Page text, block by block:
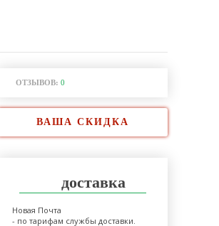
ОТЗЫВОВ: 0
ВАША СКИДКА
доставка
Новая Почта
- по тарифам службы доставки.